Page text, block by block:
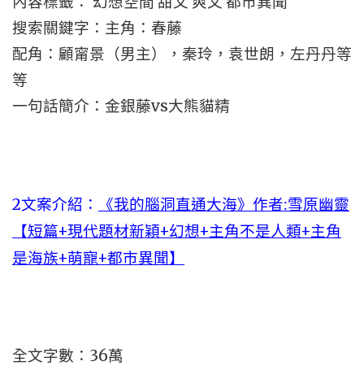
搜索關鍵字：主角：春藤
配角：顧甯景（男主），秦玲，袁世朗，左丹丹等
等
一句話簡介：金銀藤vs大熊貓精
2文案介紹：
《我的腦洞直通大海》作者:雪原幽靈
【短篇+現代題材新穎+幻想+主角不是人類+主角
是海族+萌寵+都市異聞】
全文字數：36萬